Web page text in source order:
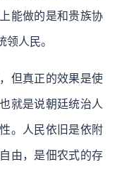
能做的是和贵族协
人民。
但真正的效果是使
就是说朝廷统治人
。人民依旧是依附
由，是佃农式的存